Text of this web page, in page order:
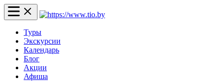
Туры
Экскурсии
Календарь
Блог
Акции
Афиша